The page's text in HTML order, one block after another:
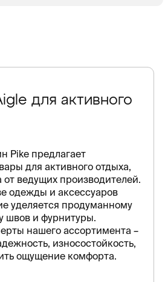
для активного
Pike предлагает
для активного отдыха,
от ведущих производителей.
одежды и аксессуаров
уделяется продуманному
швов и фурнитуры.
нашего ассортимента –
износостойкость,
ощущение комфорта.